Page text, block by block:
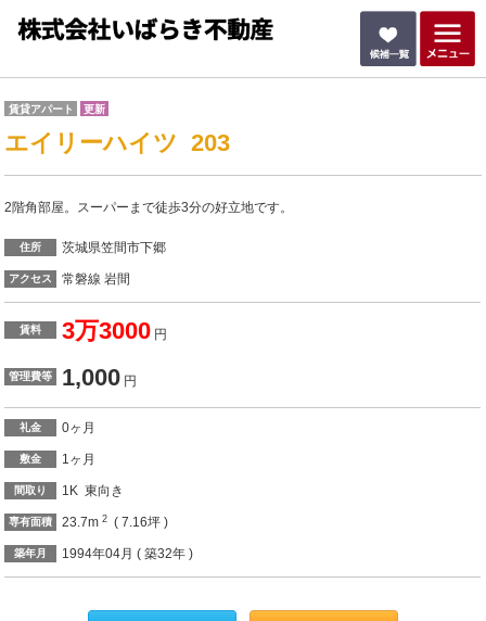
賃貸アパート 更新
エイリーハイツ 203
2階角部屋。スーパーまで徒歩3分の好立地です。
住所 茨城県笠間市下郷
アクセス 常磐線 岩間
賃料 3万3000 円
管理費等 1,000 円
礼金 0ヶ月
敷金 1ヶ月
間取り 1K 東向き
専有面積 23.7m2 ( 7.16坪 )
築年月 1994年04月 ( 築32年 )